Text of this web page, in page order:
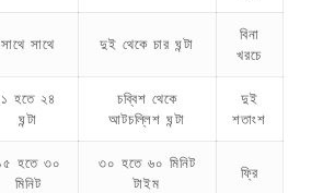
সাথে সাথে দুই থেকে চার ঘন্টা
বিনা
খরচে
১ হতে ২৪
ঘন্টা
চব্বিশ থেকে
আটচল্লিশ ঘন্টা
দুই
শতাংশ
হতে ৩০
মিনিট
৩০ হতে ৬০ মিনিট
টাইম
ফ্রি